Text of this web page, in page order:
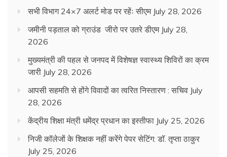
सभी विभाग 24×7 अलर्ट मोड पर रहेंः सीएम July 28, 2026
जमीनी पड़ताल को ग्राउंड जीरो पर उतरे डीएम July 28,
2026
मुख्यमंत्री की पहल से जनपद में विशेषज्ञ स्वास्थ्य शिविरों का क्रम
जारी July 28, 2026
आपसी सहमति से होंगे विवादों का त्वरित निस्तारण : सचिव July
28, 2026
केंद्रीय शिक्षा मंत्री धमेंद्र प्रधान का इस्तीफा July 25, 2026
निजी कॉलेजों के शिक्षक नहीं करेंगे पेपर सेटिंग: डॉ. तृप्ता ठाकुर
July 25, 2026